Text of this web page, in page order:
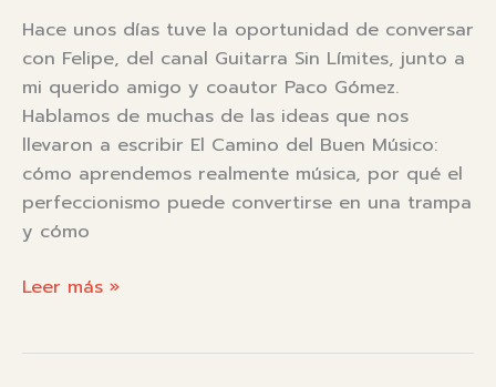
Hace unos días tuve la oportunidad de conversar
con Felipe, del canal Guitarra Sin Límites, junto a
mi querido amigo y coautor Paco Gómez.
Hablamos de muchas de las ideas que nos
llevaron a escribir El Camino del Buen Músico:
cómo aprendemos realmente música, por qué el
perfeccionismo puede convertirse en una trampa
y cómo
Entrevista
Leer más »